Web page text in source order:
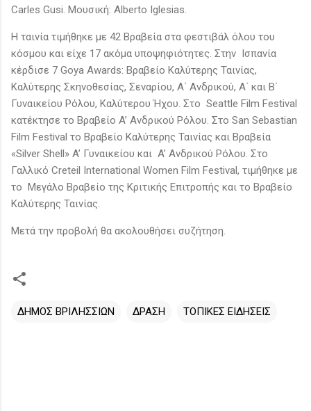
Carles Gusi. Μουσική: Alberto Iglesias.
Η ταινία τιμήθηκε με 42 Βραβεία στα φεστιβάλ όλου του
κόσμου και είχε 17 ακόμα υποψηφιότητες. Στην Ισπανία
κέρδισε 7 Goya Awards: Βραβείο Καλύτερης Ταινίας,
Καλύτερης Σκηνοθεσίας, Σεναρίου, Α΄ Ανδρικού, Α΄ και Β΄
Γυναικείου Ρόλου, Καλύτερου Ήχου. Στο Seattle Film Festival
κατέκτησε το Βραβείο A’ Ανδρικού Ρόλου. Στο San Sebastian
Film Festival το Βραβείο Καλύτερης Ταινίας και Βραβεία
«Silver Shell» A’ Γυναικείου και A’ Ανδρικού Ρόλου. Στο
Γαλλικό Creteil International Women Film Festival, τιμήθηκε με
το Μεγάλο Βραβείο της Κριτικής Επιτροπής και το Βραβείο
Καλύτερης Ταινίας.
Μετά την προβολή θα ακολουθήσει συζήτηση.
ΔΗΜΟΣ ΒΡΙΛΗΣΣΙΩΝ ΔΡΑΣΗ ΤΟΠΙΚΕΣ ΕΙΔΗΣΕΙΣ